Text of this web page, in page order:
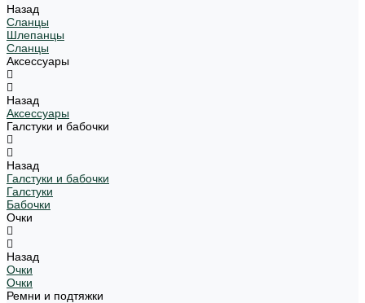
Назад
Сланцы
Шлепанцы
Сланцы
Аксессуары
Назад
Аксессуары
Галстуки и бабочки
Назад
Галстуки и бабочки
Галстуки
Бабочки
Очки
Назад
Очки
Очки
Ремни и подтяжки